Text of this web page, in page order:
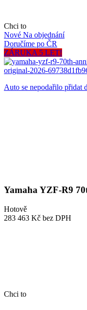
Chci to
Nové Na objednání
Doručíme po ČR
ZÁRUKA 5 LET!
Auto se nepodařilo přidat
Yamaha YZF-R9
Hotově
283 463 Kč bez DPH
Chci to